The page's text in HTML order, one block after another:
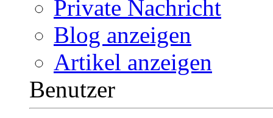
Private Nachricht
Blog anzeigen
Artikel anzeigen
Benutzer